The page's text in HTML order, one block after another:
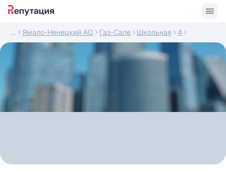
Ямало-Ненецкий АО Газ-Сале Школьная 4